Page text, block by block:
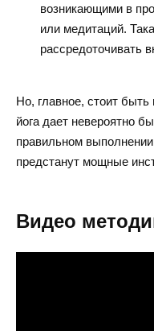
возникающими в
или медитаций.
рассредоточивать
Но, главное, стоит быть
йога дает невероятно
правильном
предстанут мощные
Видео